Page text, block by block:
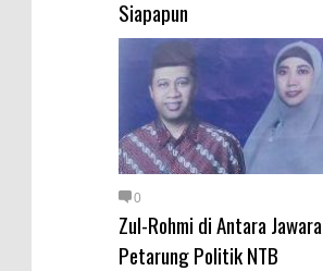
Siapapun
0
Zul-Rohmi di Antara Jawara
Petarung Politik NTB